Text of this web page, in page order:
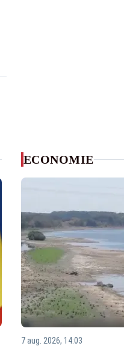
ECONOMIE
7 aug. 2026, 14:03